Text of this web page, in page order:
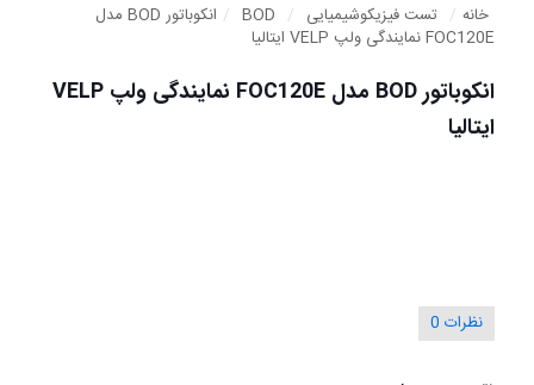
خانه / تست فیزیکوشیمیایی /
BOD
/
انکوباتور BOD مدل
FOC120E نمایندگی ولپ VELP ایتالیا
انکوباتور BOD مدل FOC120E نمایندگی ولپ VELP
ایتالیا
نظرات 0